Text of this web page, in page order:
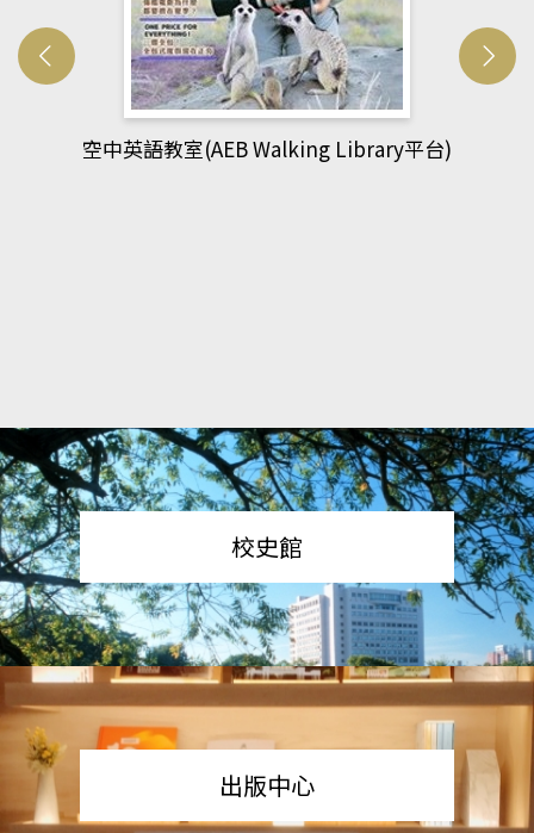
網管人(kono平台)
校史館
出版中心